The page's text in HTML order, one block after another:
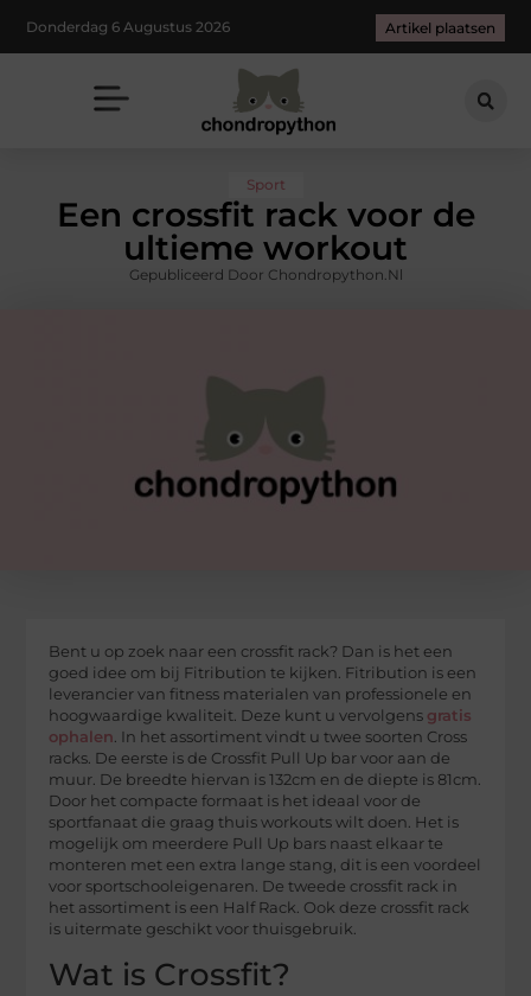
Donderdag 6 Augustus 2026 Artikel plaatsen
Sport
Een crossfit rack voor de
ultieme workout
Gepubliceerd Door Chondropython.nl
Bent u op zoek naar een crossfit rack? Dan is het een
goed idee om bij Fitribution te kijken. Fitribution is een
leverancier van fitness materialen van professionele en
hoogwaardige kwaliteit. Deze kunt u vervolgens gratis
ophalen . In het assortiment vindt u twee soorten Cross
racks. De eerste is de Crossfit Pull Up bar voor aan de
muur. De breedte hiervan is 132cm en de diepte is 81cm.
Door het compacte formaat is het ideaal voor de
sportfanaat die graag thuis workouts wilt doen. Het is
mogelijk om meerdere Pull Up bars naast elkaar te
monteren met een extra lange stang, dit is een voordeel
voor sportschooleigenaren. De tweede crossfit rack in
het assortiment is een Half Rack. Ook deze crossfit rack
is uitermate geschikt voor thuisgebruik.
Wat is Crossfit?